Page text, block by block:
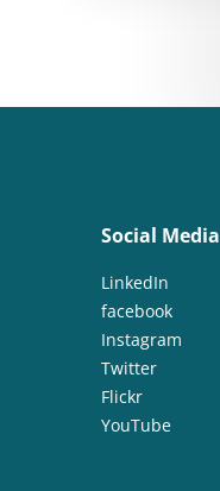
Social Media
LinkedIn
facebook
Instagram
Twitter
Flickr
YouTube